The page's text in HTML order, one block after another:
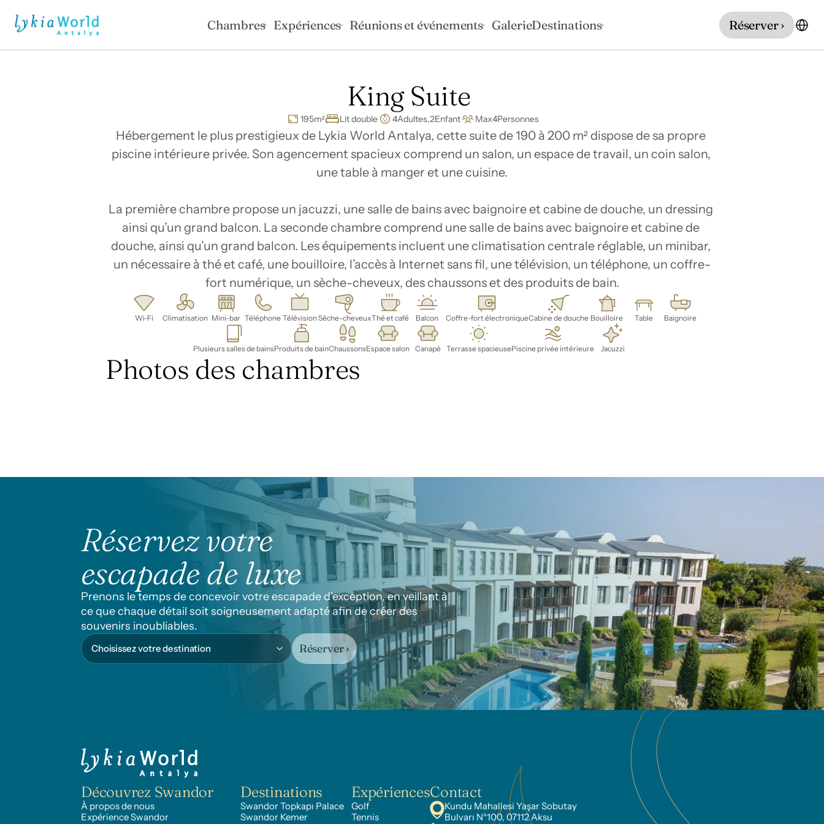
Chambres Expériences Réunions et événements GalerieDestinations Réserver ›
King Suite
195m² Lit double 4Adultes,2Enfant Max4Personnes
Hébergement le plus prestigieux de Lykia World Antalya, cette suite de 190 à 200 m² dispose de sa propre
piscine intérieure privée. Son agencement spacieux comprend un salon, un espace de travail, un coin salon,
une table à manger et une cuisine.
La première chambre propose un jacuzzi, une salle de bains avec baignoire et cabine de douche, un dressing
ainsi qu’un grand balcon. La seconde chambre comprend une salle de bains avec baignoire et cabine de
douche, ainsi qu’un grand balcon. Les équipements incluent une climatisation centrale réglable, un minibar,
un nécessaire à thé et café, une bouilloire, l’accès à Internet sans fil, une télévision, un téléphone, un coffre-
fort numérique, un sèche-cheveux, des chaussons et des produits de bain.
Wi‑Fi Climatisation Mini-bar Téléphone TélévisionSèche-cheveuxThé et café Balcon Coffre-fort électroniqueCabine de douche Bouilloire Table Baignoire
Plusieurs salles de bainsProduits de bainChaussonsEspace salon Canapé Terrasse spacieusePiscine privée intérieure Jacuzzi
Photos des chambres
Réservez votre
escapade de luxe
Prenons le temps de concevoir votre escapade d’exception, en veillant à
ce que chaque détail soit soigneusement adapté afin de créer des
souvenirs inoubliables.
Réserver ›
Découvrez Swandor
À propos de nous
Expérience Swandor
Destinations
Swandor Topkapı Palace
Swandor Kemer
Expériences
Golf
Tennis
Contact
Kundu Mahallesi Yaşar Sobutay
Bulvarı N°100, 07112 Aksu